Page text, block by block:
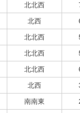
北北西
北西
北北西
北北西
北北西
北西
南南東